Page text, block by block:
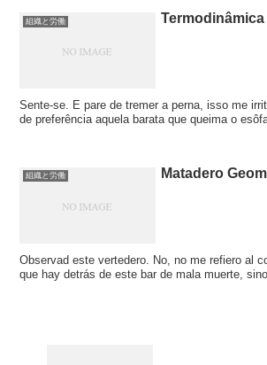
組織と労働
Sente-se. E pare de tremer a perna, isso me
de preferência aquela barata que queima o
組織と労働 Matadero
Observad este vertedero. No, no me refiero al
que hay detrás de este bar de mala muerte, sino